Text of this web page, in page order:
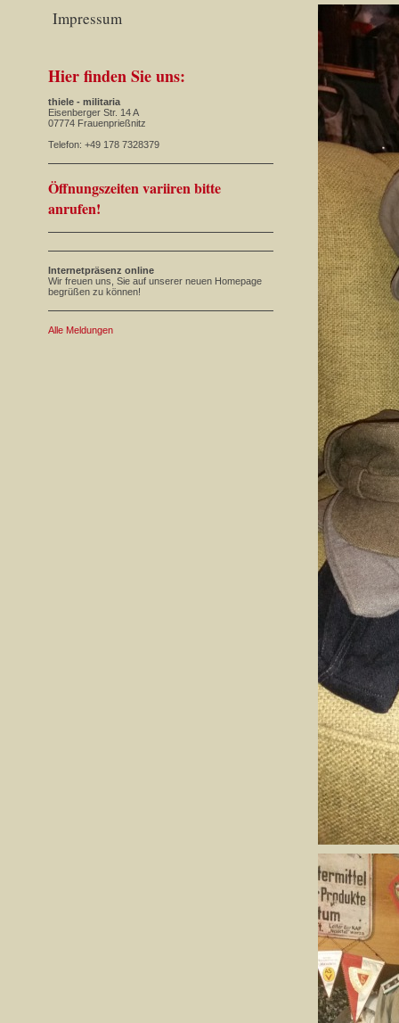
Impressum
Hier finden Sie uns:
thiele - militaria
Eisenberger Str. 14 A
07774 Frauenprießnitz
Telefon: +49 178 7328379
Öffnungszeiten variiren bitte
anrufen!
Internetpräsenz online
Wir freuen uns, Sie auf unserer neuen Homepage
begrüßen zu können!
Alle Meldungen